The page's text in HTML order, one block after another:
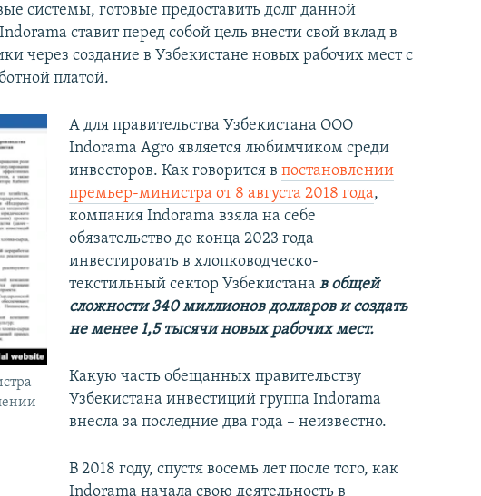
системы, готовые предоставить долг данной
ставит перед собой цель внести свой вклад в
через создание в Узбекистане новых рабочих мест с
платой.
А для правительства Узбекистана ООО
Indorama Agro является любимчиком среди
инвесторов. Как говорится в постановлении
премьер-министра от 8 августа 2018 года,
компания Indorama взяла на себе
обязательство до конца 2023 года
инвестировать в хлопководческо-
текстильный сектор Узбекистана в общей
сложности 340 миллионов долларов и создать
не менее 1,5 тысячи новых рабочих мест.
Какую часть обещанных правительству
Узбекистана инвестиций группа Indorama
внесла за последние два года – неизвестно.
В 2018 году, спустя восемь лет после того, как
Indorama начала свою деятельность в